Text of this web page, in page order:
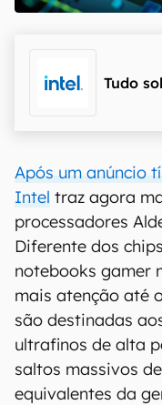
Tudo
Após um anúncio
Intel traz agora
processadores
Diferente dos
notebooks gamer
mais atenção até
são destinadas
ultrafinos de alta
saltos massivos
equivalentes da